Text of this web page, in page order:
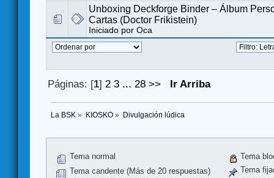
Unboxing Deckforge Binder – Álbum
Cartas (Doctor Frikistein)
Iniciado por Oca
Páginas: [1] 2 3 ... 28 >> Ir Arriba
La BSK » KIOSKO» Divulgación lúdica
Tema normal
Tema candente (Más de 20 respuestas)
Tema
Tema